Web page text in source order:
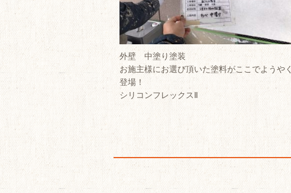
外壁 中塗り塗装
お施主様にお選び頂いた塗料がここでようやく
登場！
シリコンフレックスⅡ